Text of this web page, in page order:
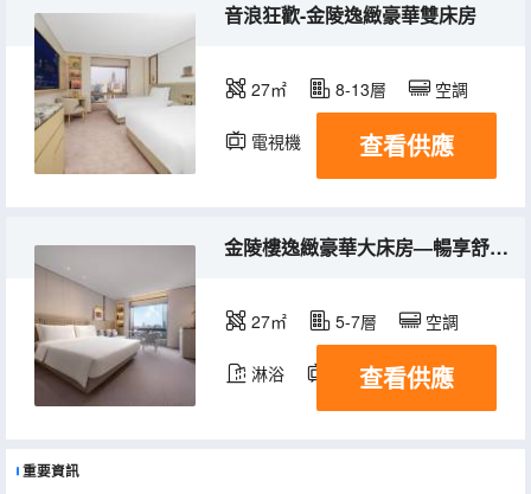
音浪狂歡-金陵逸緻豪華雙床房
27㎡ 8-13層 空調
電視機 查看供應
金陵樓逸緻豪華大床房—暢享舒適體驗
27㎡ 5-7層 空調
淋浴 電視機 冰箱
查看供應
重要資訊